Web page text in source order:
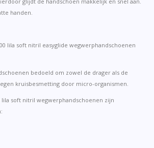
handen.
lila soft nitril easyglide wegwerphandschoenen
bedoeld om zowel de drager als de
kruisbesmetting door micro-organismen.
lila soft nitril wegwerphandschoenen zijn